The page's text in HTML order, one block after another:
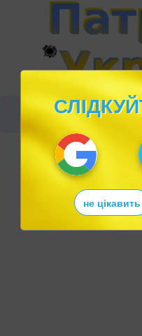
не цікавить